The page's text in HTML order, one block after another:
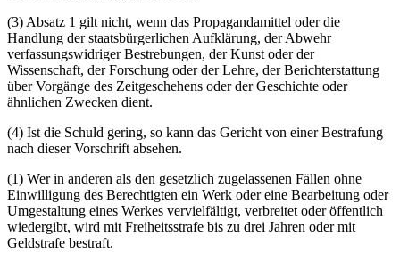
(3) Absatz 1 gilt nicht, wenn das Propagandamittel oder die
Handlung der staatsbürgerlichen Aufklärung, der Abwehr
verfassungswidriger Bestrebungen, der Kunst oder der
Wissenschaft, der Forschung oder der Lehre, der Berichterstattung
über Vorgänge des Zeitgeschehens oder der Geschichte oder
ähnlichen Zwecken dient.
(4) Ist die Schuld gering, so kann das Gericht von einer Bestrafung
nach dieser Vorschrift absehen.
(1) Wer in anderen als den gesetzlich zugelassenen Fällen ohne
Einwilligung des Berechtigten ein Werk oder eine Bearbeitung oder
Umgestaltung eines Werkes vervielfältigt, verbreitet oder öffentlich
wiedergibt, wird mit Freiheitsstrafe bis zu drei Jahren oder mit
Geldstrafe bestraft.